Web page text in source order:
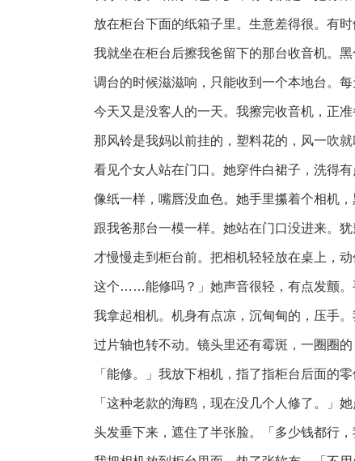
放在柜台下面的纸箱子里。生意差得很。有时
我就坐在柜台后擦我爸留下的那台收音机。
调台的时候滋滋响，只能收到一个本地台。
今天又是没客人的一天。我擦完收音机，正准
那风铃是我妈以前挂的，塑料花的，风一吹
看见个女人站在门口。她穿件白裙子，洗得
像纸一样，嘴唇没血色。她手里攥着个相机，
跟我爸那台一模一样。她站在门口没进来。
才慢慢走到柜台前。把相机轻轻放在桌上，
这个……能修吗？」她声音很轻，有点发颤。
我拿起相机。机身有点凉，沉甸甸的，压手
过片轴也转不动。镜头里还有霉斑，一圈圈
「能修。」我放下相机，指了指柜台后面的
「这种老款的海鸥，现在没几个人修了。」
头发垂下来，遮住了半张脸。「多少钱都行